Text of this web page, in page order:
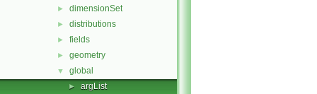
► dimensionSet
► distributions
► fields
► geometry
▼ global
► argList